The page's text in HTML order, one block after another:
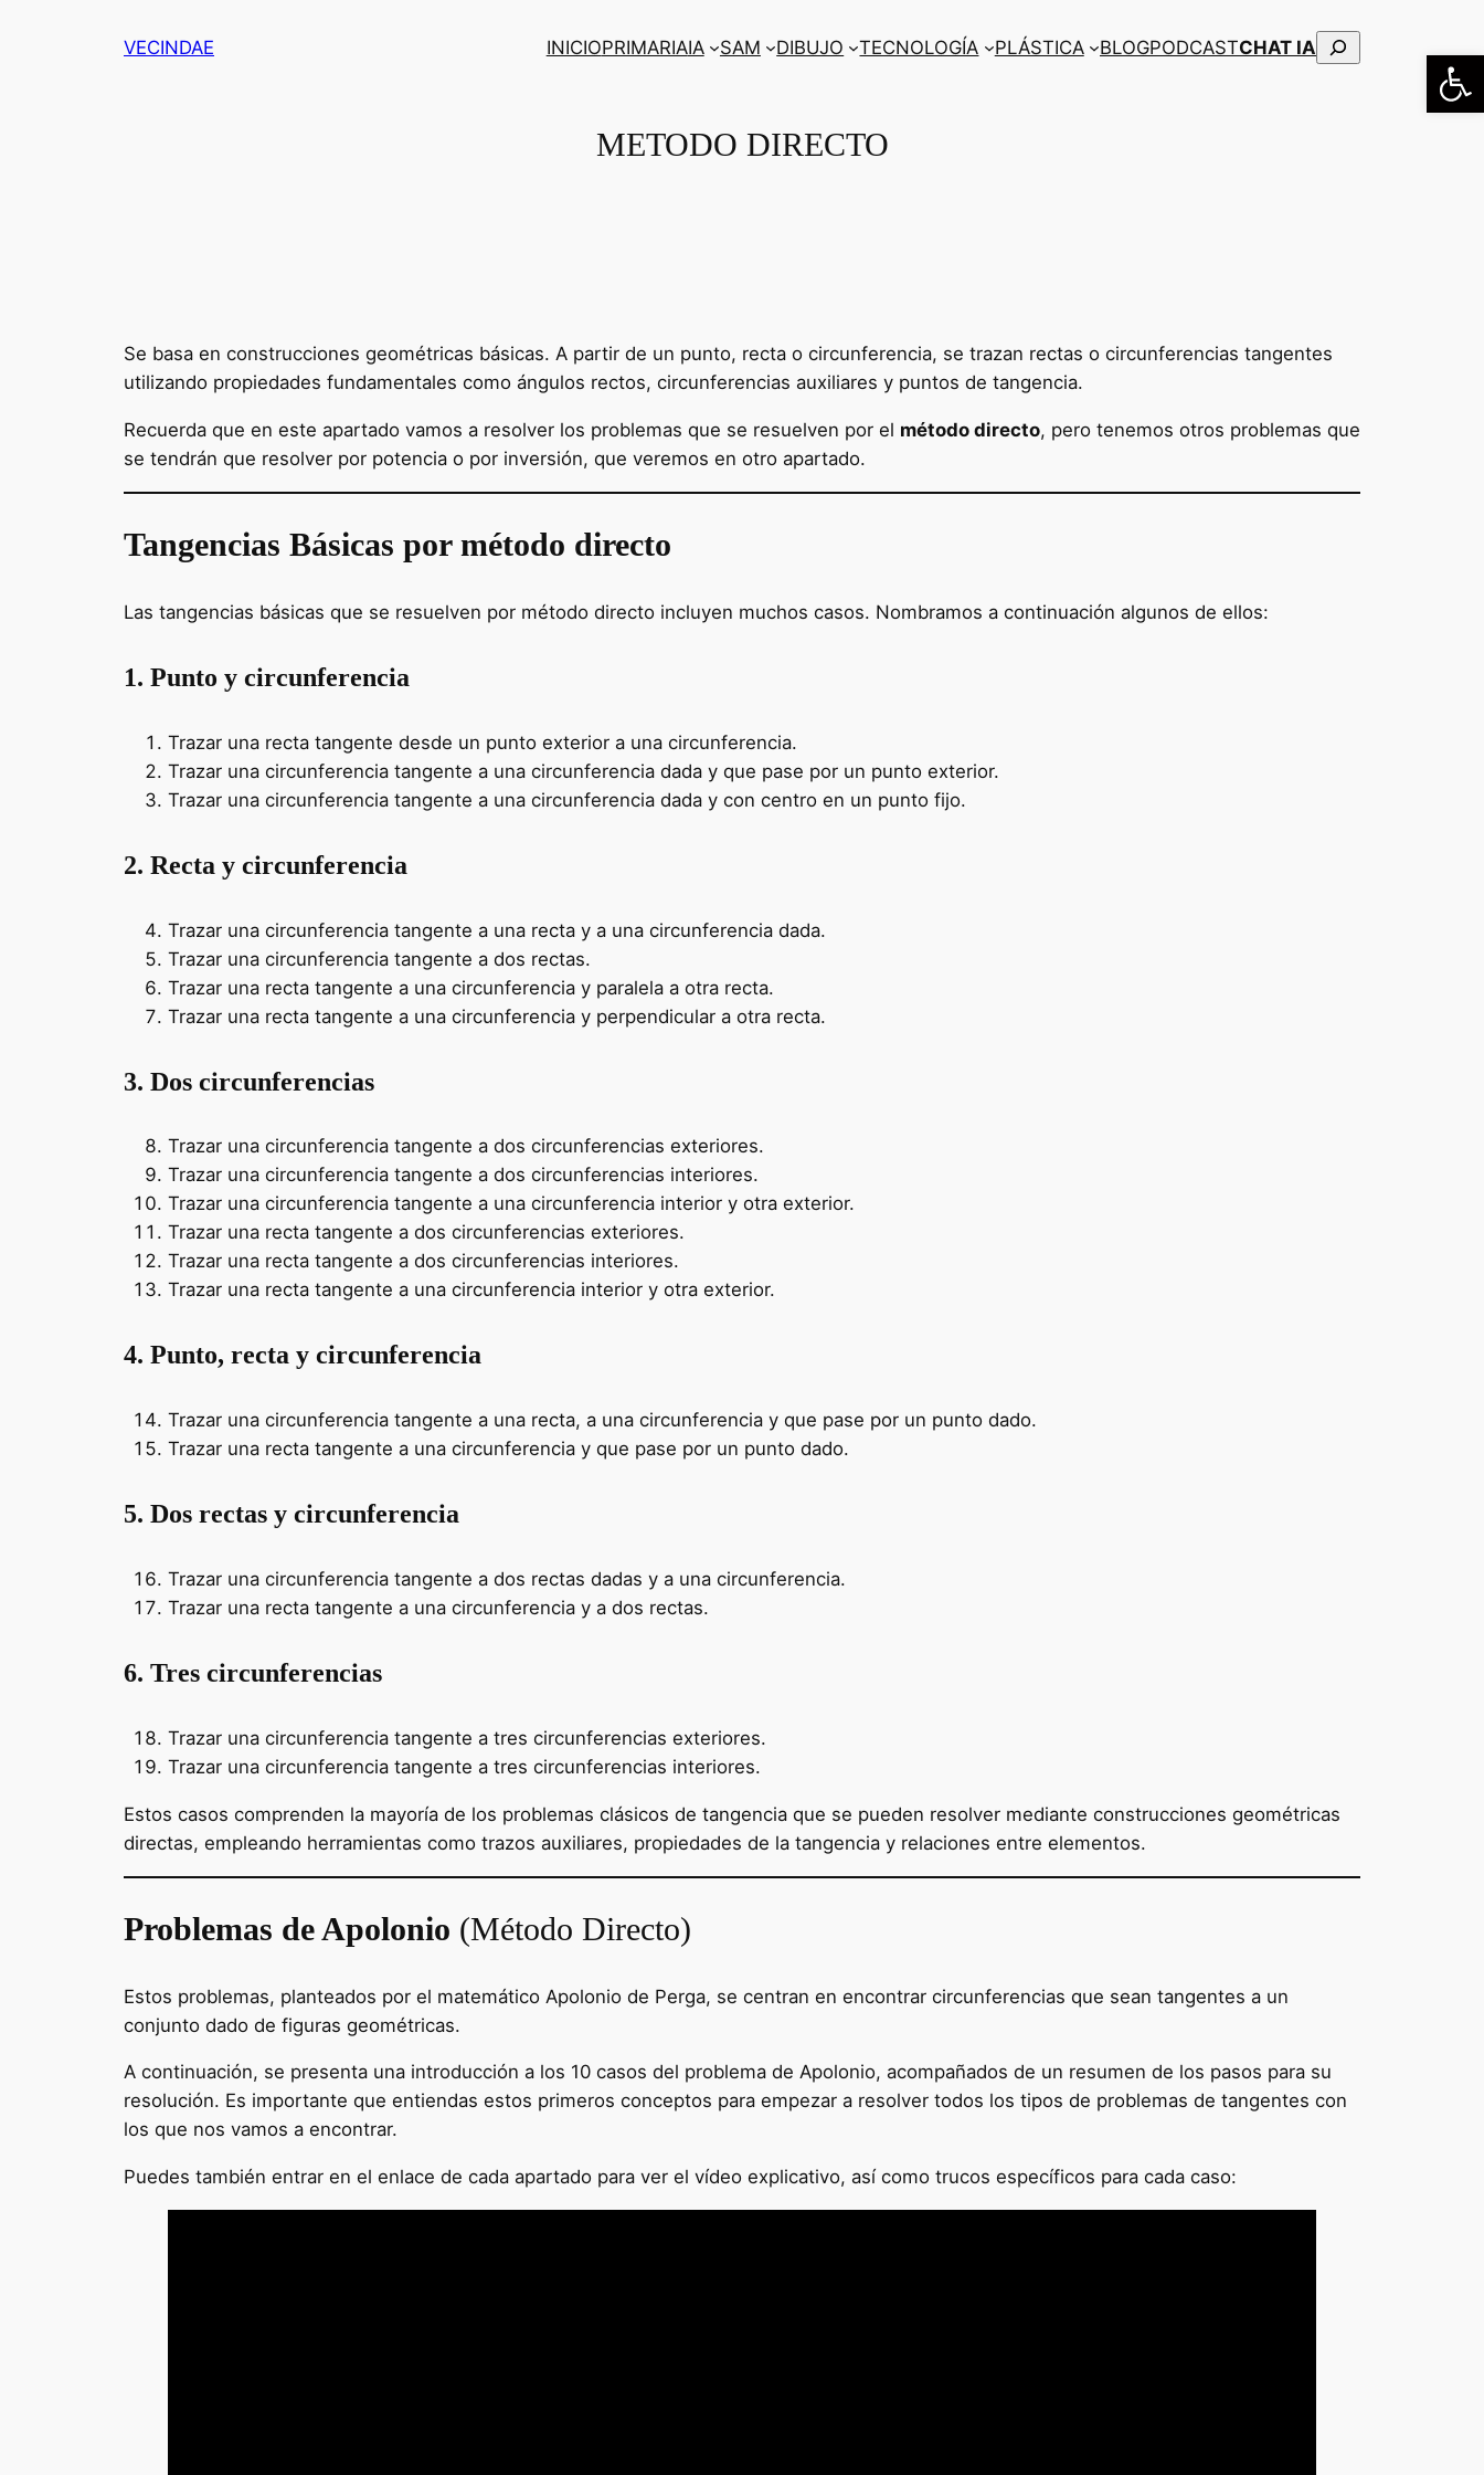
VECINDAE INICIOPRIMARIAIA SAM DIBUJO TECNOLOGÍA PLÁSTICA BLOGPODCASTCHAT IA Buscar
METODO DIRECTO
Se basa en construcciones geométricas básicas. A partir de un punto, recta o circunferencia, se trazan rectas o circunferencias tangentes
utilizando propiedades fundamentales como ángulos rectos, circunferencias auxiliares y puntos de tangencia.
Recuerda que en este apartado vamos a resolver los problemas que se resuelven por el método directo, pero tenemos otros problemas que
se tendrán que resolver por potencia o por inversión, que veremos en otro apartado.
Tangencias Básicas por método directo
Las tangencias básicas que se resuelven por método directo incluyen muchos casos. Nombramos a continuación algunos de ellos:
1. Punto y circunferencia
Trazar una recta tangente desde un punto exterior a una circunferencia.
Trazar una circunferencia tangente a una circunferencia dada y que pase por un punto exterior.
Trazar una circunferencia tangente a una circunferencia dada y con centro en un punto fijo.
2. Recta y circunferencia
Trazar una circunferencia tangente a una recta y a una circunferencia dada.
Trazar una circunferencia tangente a dos rectas.
Trazar una recta tangente a una circunferencia y paralela a otra recta.
Trazar una recta tangente a una circunferencia y perpendicular a otra recta.
3. Dos circunferencias
Trazar una circunferencia tangente a dos circunferencias exteriores.
Trazar una circunferencia tangente a dos circunferencias interiores.
Trazar una circunferencia tangente a una circunferencia interior y otra exterior.
Trazar una recta tangente a dos circunferencias exteriores.
Trazar una recta tangente a dos circunferencias interiores.
Trazar una recta tangente a una circunferencia interior y otra exterior.
4. Punto, recta y circunferencia
Trazar una circunferencia tangente a una recta, a una circunferencia y que pase por un punto dado.
Trazar una recta tangente a una circunferencia y que pase por un punto dado.
5. Dos rectas y circunferencia
Trazar una circunferencia tangente a dos rectas dadas y a una circunferencia.
Trazar una recta tangente a una circunferencia y a dos rectas.
6. Tres circunferencias
Trazar una circunferencia tangente a tres circunferencias exteriores.
Trazar una circunferencia tangente a tres circunferencias interiores.
Estos casos comprenden la mayoría de los problemas clásicos de tangencia que se pueden resolver mediante construcciones geométricas
directas, empleando herramientas como trazos auxiliares, propiedades de la tangencia y relaciones entre elementos.
Problemas de Apolonio (Método Directo)
Estos problemas, planteados por el matemático Apolonio de Perga, se centran en encontrar circunferencias que sean tangentes a un
conjunto dado de figuras geométricas.
A continuación, se presenta una introducción a los 10 casos del problema de Apolonio, acompañados de un resumen de los pasos para su
resolución. Es importante que entiendas estos primeros conceptos para empezar a resolver todos los tipos de problemas de tangentes con
los que nos vamos a encontrar.
Puedes también entrar en el enlace de cada apartado para ver el vídeo explicativo, así como trucos específicos para cada caso:
Abrir